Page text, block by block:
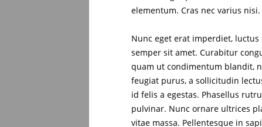
elementum. Cras nec varius
Nunc eget erat imperdiet,
semper sit amet. Curabitur
quam ut condimentum blandit,
feugiat purus, a sollicitudin
id felis a egestas. Phasellus
pulvinar. Nunc ornare ultrices
vitae massa. Pellentesque in